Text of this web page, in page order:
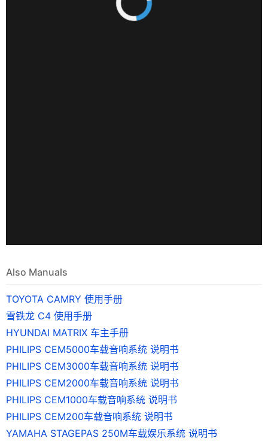
Also Manuals
TOYOTA CAMRY 使用手册
雪铁龙 C4 使用手册
HYUNDAI MATRIX 车主手册
PHILIPS CEM5000车载音响系统 说明书
PHILIPS CEM3000车载音响系统 说明书
PHILIPS CEM2000车载音响系统 说明书
PHILIPS CEM1000车载音响系统 说明书
PHILIPS CEM200车载音响系统 说明书
YAMAHA STAGEPAS 250M车载娱乐系统 说明书